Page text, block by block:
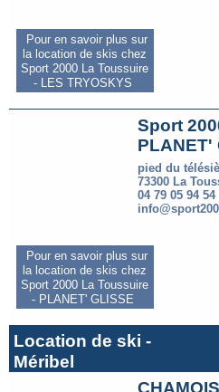
Pour en savoir plus sur
la location de skis chez
Sport 2000 La Toussuire
- LES TRYOSKYS
Sport
PLANET'
pied du
73300 La
04 79 05 94 54
Pour en savoir plus sur
la location de skis chez
Sport 2000 La Toussuire
- PLANET' GLISSE
Location de ski -
Méribel